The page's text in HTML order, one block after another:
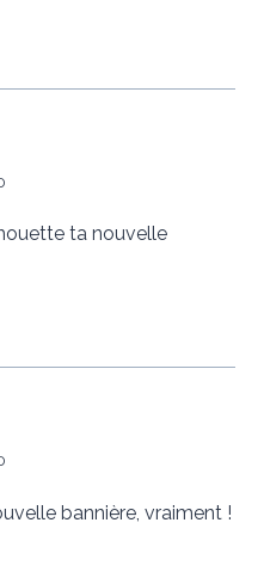
ta nouvelle
bannière, vraiment !